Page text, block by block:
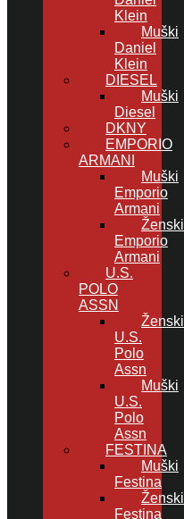
Klein
Muški
Daniel
Klein
DIESEL
Muški
Diesel
DKNY
EMPORIO
ARMANI
Muški
Emporio
Armani
Ženski
Emporio
Armani
U.S.
POLO
ASSN
Ženski
U.S.
Polo
Assn
Muški
U.S.
Polo
Assn
FESTINA
Muški
Festina
Ženski
Festina